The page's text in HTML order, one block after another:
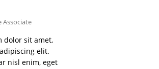
Associate
dolor sit amet,
elit.
nisl enim, eget